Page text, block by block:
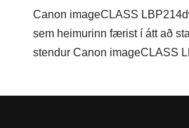
Canon imageCLASS
sem heimurinn færist í átt að
stendur Canon imageCLASS